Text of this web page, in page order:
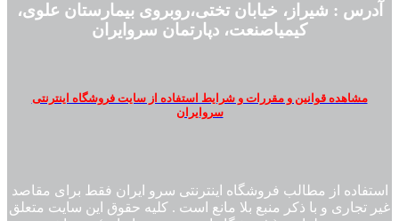
آدرس : شیراز، خیابان تختی،روبروی بیمارستان علوی،
کیمیاصنعت، دپارتمان سروایران
مشاهده قوانین و مقررات و شرایط استفاده از سایت فروشگاه اینترنتی
سروایران
استفاده از مطالب فروشگاه اینترنتی سرو ایران فقط برای مقاصد
غیر تجاری و با ذکر منبع بلا مانع است . کلیه حقوق این سایت متعلق